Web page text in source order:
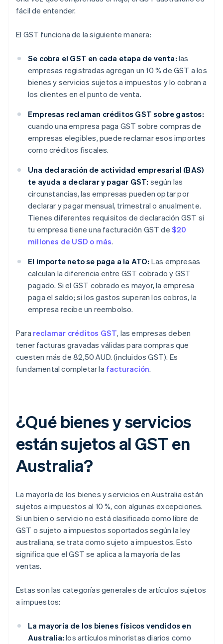
fácil de entender.
El GST funciona de la siguiente manera:
Se cobra el GST en cada etapa de venta: las
empresas registradas agregan un 10 % de GST a los
bienes y servicios sujetos a impuestos y lo cobran a
los clientes en el punto de venta.
Empresas reclaman créditos GST sobre gastos:
cuando una empresa paga GST sobre compras de
empresas elegibles, puede reclamar esos importes
como créditos fiscales.
Una declaración de actividad empresarial (BAS)
te ayuda a declarar y pagar GST: según las
circunstancias, las empresas pueden optar por
declarar y pagar mensual, trimestral o anualmente.
Tienes diferentes requisitos de declaración GST si
tu empresa tiene una facturación GST de $20
millones de USD o más.
El importe neto se paga a la ATO: Las empresas
calculan la diferencia entre GST cobrado y GST
pagado. Si el GST cobrado es mayor, la empresa
paga el saldo; si los gastos superan los cobros, la
empresa recibe un reembolso.
Para reclamar créditos GST, las empresas deben
tener facturas gravadas válidas para compras que
cuesten más de 82,50 AUD. (incluidos GST). Es
fundamental completar la facturación.
¿Qué bienes y servicios
están sujetos al GST en
Australia?
La mayoría de los bienes y servicios en Australia están
sujetos a impuestos al 10 %, con algunas excepciones.
Si un bien o servicio no está clasificado como libre de
GST o sujeto a impuestos soportados según la ley
australiana, se trata como sujeto a impuestos. Esto
significa que el GST se aplica a la mayoría de las
ventas.
Estas son las categorías generales de artículos sujetos
a impuestos:
La mayoría de los bienes físicos vendidos en
Australia: los artículos minoristas diarios como